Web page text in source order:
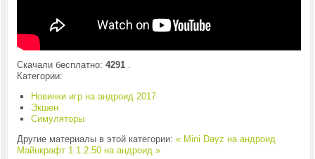
Скачали бесплатно: 4291.
Категории:
Новинки игр на андроид 2017
Экшен
Симуляторы
Другие материалы в этой категории: « Mini Dayz на андроид
Майнкрафт 1.1.2.50 на андроид »